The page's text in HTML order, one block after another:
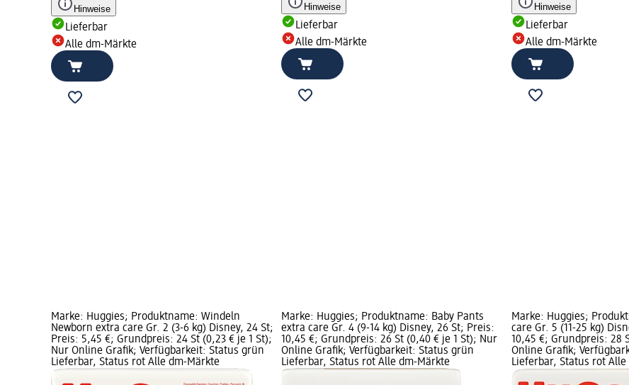
Hinweise
Lieferbar
Alle dm-Märkte
Hinweise
Lieferbar
Alle dm-Märkte
Hinweise
Lieferbar
Alle dm-Märkte
Marke: Huggies; Produktname: Windeln
Newborn extra care Gr. 2 (3-6 kg) Disney, 24 St;
Preis: 5,45 €; Grundpreis: 24 St (0,23 € je 1 St);
Nur Online Grafik; Verfügbarkeit: Status grün
Lieferbar, Status rot Alle dm-Märkte
Marke: Huggies; Produktname: Baby Pants
extra care Gr. 4 (9-14 kg) Disney, 26 St; Preis:
10,45 €; Grundpreis: 26 St (0,40 € je 1 St); Nur
Online Grafik; Verfügbarkeit: Status grün
Lieferbar, Status rot Alle dm-Märkte
Marke: Huggies;
care Gr. 5 (11-25 kg)
10,45 €; Grundpreis: 28
Online Grafik;
Lieferbar, Status rot Alle